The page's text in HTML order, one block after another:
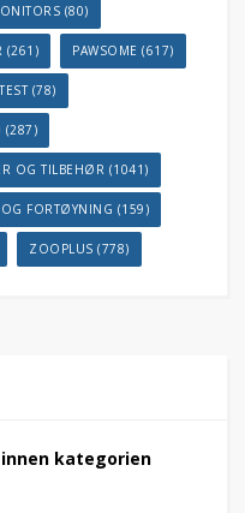
(80)
(261) PAWSOME (617)
(78)
(287)
OG TILBEHØR (1041)
OG FORTØYNING (159)
ZOOPLUS (778)
kategorien